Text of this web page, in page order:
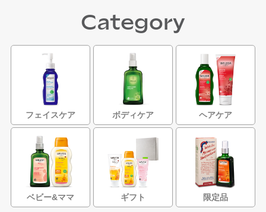
Category
フェイスケア ボディケア ヘアケア
ベビー&ママ ギフト 限定品